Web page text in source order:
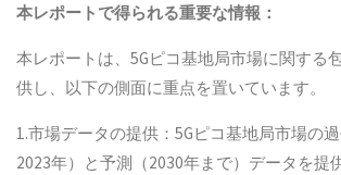
本レポートで得られる重要な情報：
本レポートは、5Gピコ基地局市場に関する
供し、以下の側面に重点を置いています。
1.市場データの提供：5Gピコ基地局市場の
2023年）と予測（2030年まで）データを提